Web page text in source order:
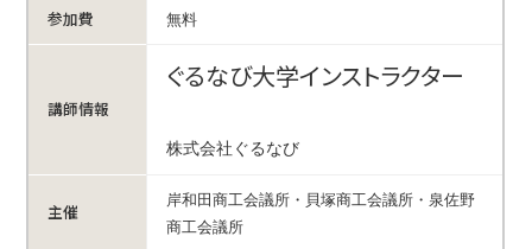
参加費 無料
講師情報
ぐるなび大学インストラクター
株式会社ぐるなび
主催
岸和田商工会議所・貝塚商工会議所・泉佐野
商工会議所